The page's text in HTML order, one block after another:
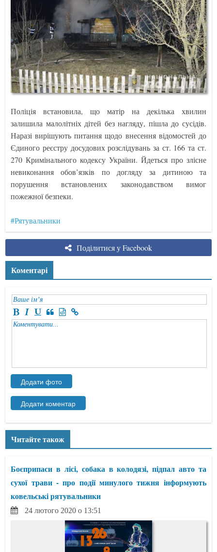
Поліція встановила, що матір на декілька хвилин
залишила малолітніх дітей без нагляду, пішла до сусідів.
Наразі вирішують питання щодо внесення відомостей до
Єдиного реєстру досудових розслідувань за ст. 166 та ст.
270 Кримінального кодексу України. Йдеться про злісне
невиконання обов’язків по догляду за дитиною та
порушення встановлених законодавством вимог
пожежної безпеки.
#Рятувальники
Поділитися у Facebook
Коментарі
Читайте також
Боєприпаси в лісі, собака в колодязі, підпал авто та
сухої трави - про події минулого тижня інформують
ковельські рятувальники
24 лютого 2020 о 13:51